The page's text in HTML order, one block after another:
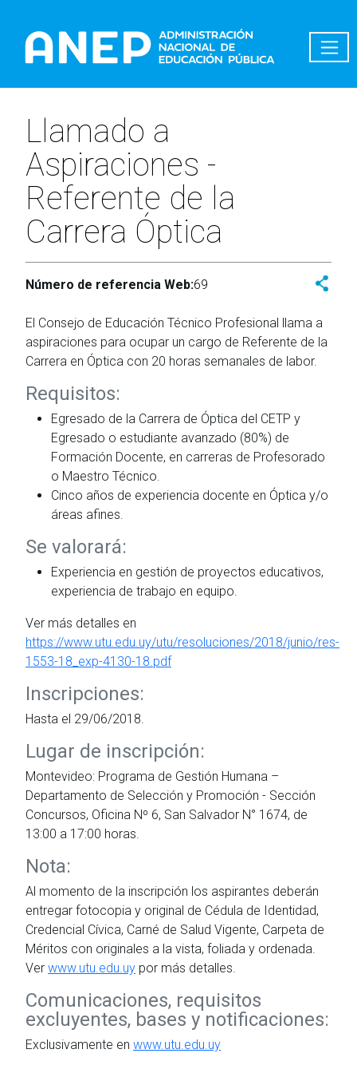
Llamado a
Aspiraciones -
Referente de la
Carrera Óptica
Número de referencia Web:69
El Consejo de Educación Técnico Profesional llama a
aspiraciones para ocupar un cargo de Referente de la
Carrera en Óptica con 20 horas semanales de labor.
Requisitos:
Egresado de la Carrera de Óptica del CETP y
Egresado o estudiante avanzado (80%) de
Formación Docente, en carreras de Profesorado
o Maestro Técnico.
Cinco años de experiencia docente en Óptica y/o
áreas afines.
Se valorará:
Experiencia en gestión de proyectos educativos,
experiencia de trabajo en equipo.
Ver más detalles en
https://www.utu.edu.uy/utu/resoluciones/2018/junio/res-
1553-18_exp-4130-18.pdf
Inscripciones:
Hasta el 29/06/2018.
Lugar de inscripción:
Montevideo: Programa de Gestión Humana –
Departamento de Selección y Promoción - Sección
Concursos, Oficina Nº 6, San Salvador N° 1674, de
13:00 a 17:00 horas.
Nota:
Al momento de la inscripción los aspirantes deberán
entregar fotocopia y original de Cédula de Identidad,
Credencial Cívica, Carné de Salud Vigente, Carpeta de
Méritos con originales a la vista, foliada y ordenada.
Ver www.utu.edu.uy por más detalles.
Comunicaciones, requisitos
excluyentes, bases y notificaciones:
Exclusivamente en www.utu.edu.uy